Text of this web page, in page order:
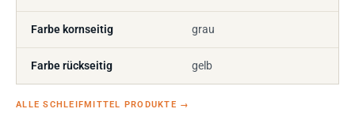
Farbe kornseitig grau
Farbe rückseitig gelb
ALLE SCHLEIFMITTEL PRODUKTE →